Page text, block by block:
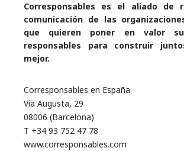
Corresponsables es el aliado de
comunicación de las
que quieren poner en valor
responsables para construir
mejor.
Corresponsables en España
Vía Augusta, 29
08006 (Barcelona)
T +34 93 752 47 78
www.corresponsables.com